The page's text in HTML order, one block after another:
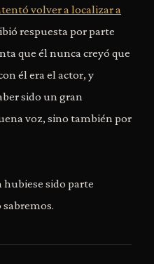
volver a localizar a
respuesta por parte
que él nunca creyó que
él era el actor, y
sido un gran
voz, sino también por
hubiese sido parte
sabremos.